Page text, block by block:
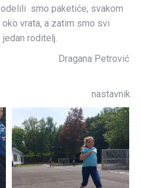
smo paketiće, svakom
vrata, a zatim smo svi
roditelj.
Dragana Petrović